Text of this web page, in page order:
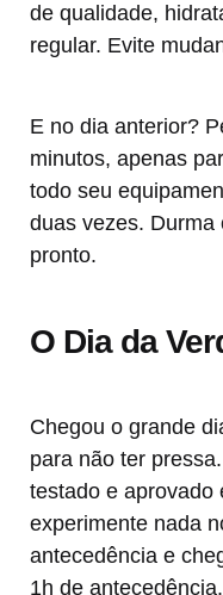
de qualidade,
regular. Evite
E no dia anterior?
minutos, apenas
todo seu
duas vezes. Durma
pronto.
O Dia da
Chegou o grande
para não ter
testado e aprovado
experimente nada
antecedência e
1h de antecedência.